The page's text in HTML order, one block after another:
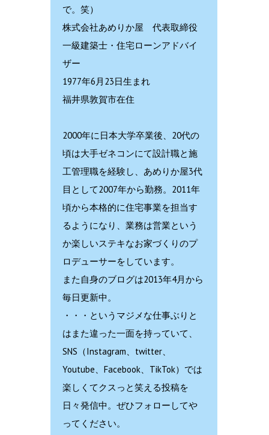
で。笑）
株式会社あめりか屋 代表取締役
一級建築士・住宅ローンアドバイ
ザー
1977年6月23日生まれ
福井県敦賀市在住
2000年に日本大学卒業後、20代の
頃は大手ゼネコンにて設計職と施
工管理職を経験し、あめりか屋3代
目として2007年から勤務。2011年
頃から本格的に住宅事業を担当す
るようになり、業務は営業という
か楽しいステキなお家づくりのプ
ロデューサーをしています。
また自身のブログは2013年4月から
毎日更新中。
・・・というマジメな仕事ぶりと
はまた違った一面を持っていて、
SNS（Instagram、twitter、
Youtube、Facebook、TikTok）では
楽しくてクスっと笑える投稿を
日々発信中。ぜひフォローしてや
ってください。